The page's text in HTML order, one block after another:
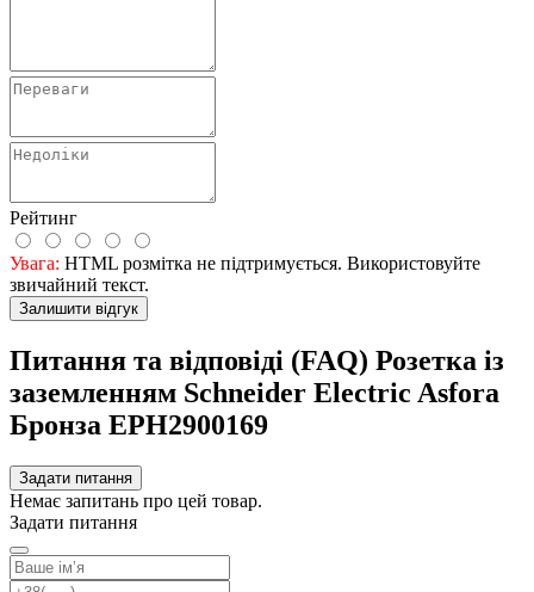
Рейтинг
Увага: HTML розмітка не підтримується. Використовуйте
звичайний текст.
Залишити відгук
Питання та відповіді (FAQ) Розетка із
заземленням Schneider Electric Asfora
Бронза EPH2900169
Задати питання
Немає запитань про цей товар.
Задати питання